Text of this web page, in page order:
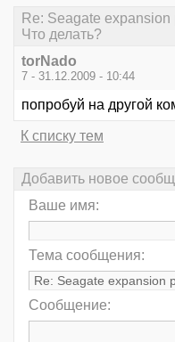
Re: Seagate
Что делать?
torNado
7 - 31.12.2009 - 10:44
попробуй на другой
К списку тем
Добавить новое
Ваше имя:
Тема сообщения:
Сообщение: